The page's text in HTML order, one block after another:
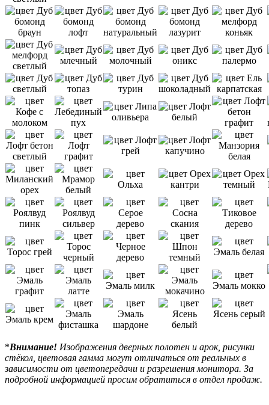
*Внимание! Изображения дверных полотен и арок, рисунки
стёкол, цветовая гамма могут отличаться от реальных в
зависимости от цветопередачи и разрешения монитора. За
подробной информацией просим обратиться в отдел продаж.